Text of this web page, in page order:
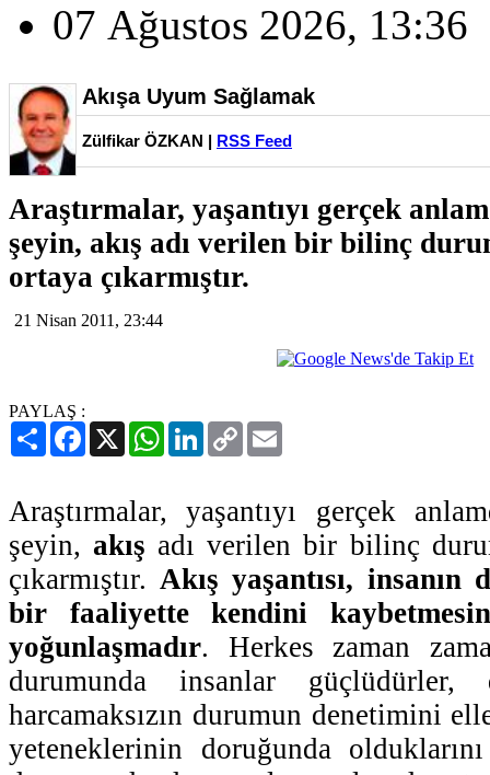
07 Ağustos 2026, 13:36
Akışa Uyum Sağlamak
Zülfikar ÖZKAN | RSS Feed
Araştırmalar, yaşantıyı gerçek
şeyin, akış adı verilen bir bilinç
ortaya çıkarmıştır.
21 Nisan 2011, 23:44
PAYLAŞ :
PaylaşFacebook
X WhatsAppLinkedIn
Copy
Link
Araştırmalar, yaşantıyı gerçek
şeyin, akış adı verilen bir bilinç
çıkarmıştır.Akış yaşantısı, insanın
bir faaliyette kendini
yoğunlaşmadır. Herkes zaman
durumunda insanlar güçlüdürler,
harcamaksızın durumun denetimini
yeteneklerinin doruğunda